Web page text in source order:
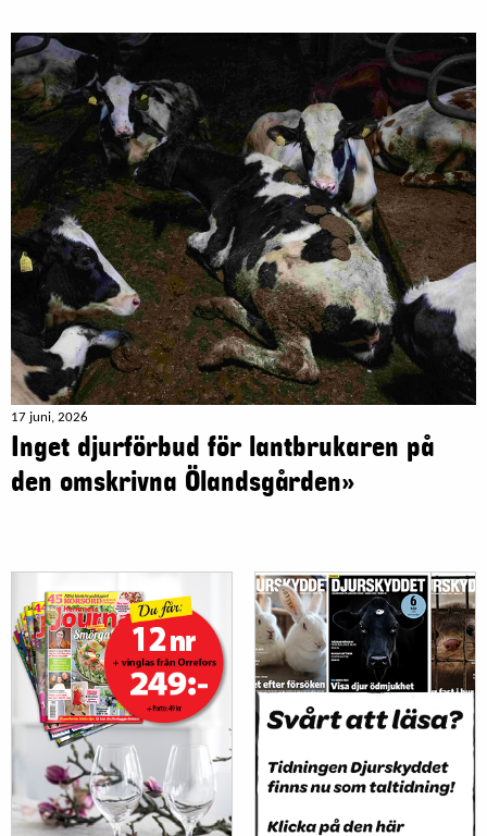
17 juni, 2026
Inget djurförbud för lantbrukaren på
den omskrivna Ölandsgården»